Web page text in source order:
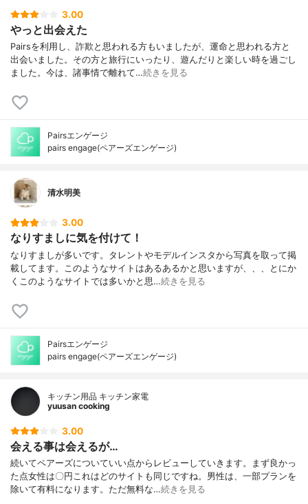
崎県、鹿児島県、沖縄県
利用者のメイン年代
20代、30代
結婚に関する考え方項目
プロフィール項目
検索タイプ
おすすめ機能
相性診断機能
コミュニティ機能
フリーワード検索
なし
コンシェルジュ機能
あり(24時間365日、チャットで相談可能)
通報システム
あり(コンシェルジュに通報)
上場企業が運営
プライバシーマーク
インターネット異性紹介
事業届出
届出済み(登録番号: 三田21-033455)
オプション
初回お試し割引
シンママ・シンパパ優遇
カスタマーサポート
18歳未満の利用
不可能
サービス提供地域制限
なし
3.00
やっと出会えた
Pairsを利用し、詐欺と思われる方もいましたが、運命と思われる方と
出会いました。その方と旅行にいったり、遊んだりと楽しい時を過ごし
ました。今は、諸事情で離れて…続きを見る
Pairsエンゲージ
pairs engage(ペアーズエンゲージ)
清水明美
3.00
なりすましに気を付けて！
なりすましが多いです。タレントやモデルインスタから写真を取って掲
載してます。このようなサイトはあるあるかと思いますが、、、とにか
くこのようなサイトでは多いかと思…続きを見る
Pairsエンゲージ
pairs engage(ペアーズエンゲージ)
キッチン用品 キッチン家電
yuusan cooking
3.00
会える事は会えるが…
続いてペアーズについていい点からレビューしていきます。まず良かっ
た点女性は〇円これはどのサイトも同じですね。男性は、一部プランを
除いて有料になります。ただ無料な…続きを見る